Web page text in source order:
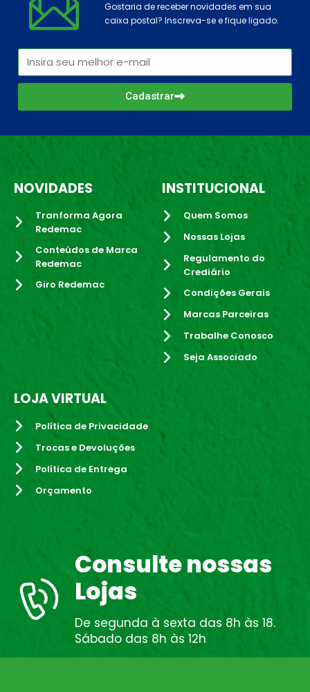
Gostaria de receber novidades em sua
caixa postal? Inscreva-se e fique ligado.
Cadastrar
NOVIDADES
Tranforma Agora
Redemac
Conteúdos de Marca
Redemac
Giro Redemac
INSTITUCIONAL
Quem Somos
Nossas Lojas
Regulamento do
Crediário
Condições Gerais
Marcas Parceiras
Trabalhe Conosco
Seja Associado
LOJA VIRTUAL
Política de Privacidade
Trocas e Devoluções
Política de Entrega
Orçamento
Consulte nossas
Lojas
De segunda à sexta das 8h às 18.
Sábado das 8h às 12h